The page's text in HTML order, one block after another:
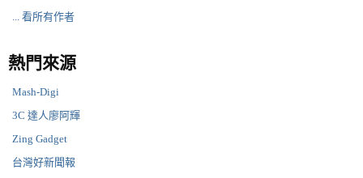
... 看所有作者
熱門來源
Mash-Digi
3C 達人廖阿輝
Zing Gadget
台灣好新聞報